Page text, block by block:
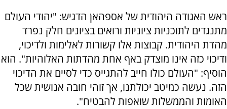
ראש האגודה היהודית של אספהאן הדגיש: "יהודי העולם
מתנגדים לתוכניות ציוניות ורואים בציונים חלק נפרד
מהדת היהודית. קבוצות אלו קשורות לאלימות ולדיכוי,
ודיכוי כזה אינו מוצדק באף אחת מהדתות האלוהיות". הוא
הוסיף: "העולם כולו חייב להתגייס כדי לסיים את הדיכוי
הזה. נעשה כמיטב יכולתנו, אך זוהי חובה אנושית שכל
האומות והממשלות שואפות להבטיח".